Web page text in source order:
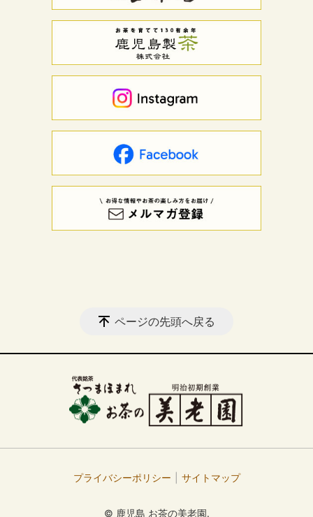
ページの先頭へ戻る
プライバシーポリシー サイトマップ
© 鹿児島 お茶の美老園.